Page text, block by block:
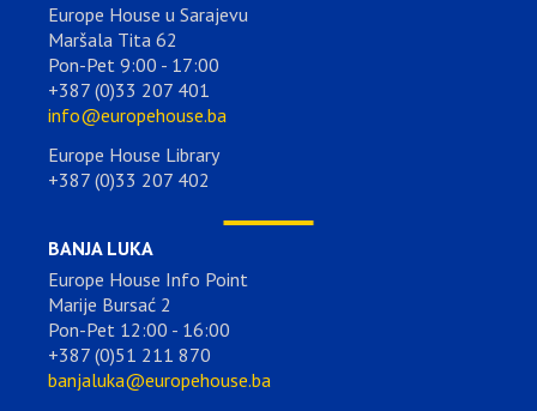
Europe House u Sarajevu
Maršala Tita 62
Pon-Pet 9:00 - 17:00
+387 (0)33 207 401
info@europehouse.ba
Europe House Library
+387 (0)33 207 402
BANJA LUKA
Europe House Info Point
Marije Bursać 2
Pon-Pet 12:00 - 16:00
+387 (0)51 211 870
banjaluka@europehouse.ba